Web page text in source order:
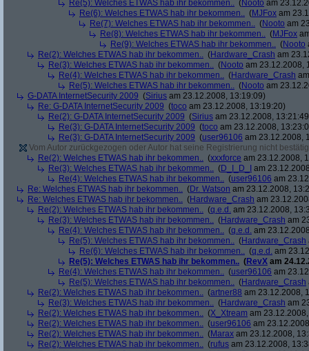
Re(5): Welches ETWAS hab ihr bekommen.. ( Nooto am
Re(6): Welches ETWAS hab ihr bekommen.. (MJFox am
Re(7): Welches ETWAS hab ihr bekommen.. (Nooto am
Re(8): Welches ETWAS hab ihr bekommen.. (MJFox
Re(9): Welches ETWAS hab ihr bekommen.. (Nooto
Re(2): Welches ETWAS hab ihr bekommen.. (Hardware_Crash am
Re(3): Welches ETWAS hab ihr bekommen.. (Nooto am 23.12.2008,
Re(4): Welches ETWAS hab ihr bekommen.. (Hardware_Crash
Re(5): Welches ETWAS hab ihr bekommen.. (Nooto am
G-DATA InternetSecurity 2009 (Sirius am 23.12.2008, 13:19:09)
Re: G-DATA InternetSecurity 2009 (toco am 23.12.2008, 13:19:20)
Re(2): G-DATA InternetSecurity 2009 (Sirius am 23.12.2008,
Re(3): G-DATA InternetSecurity 2009 (toco am 23.12.2008,
Re(3): G-DATA InternetSecurity 2009 (user96106 am 23.12.2008,
Vom Autor zurückgezogen oder Autor hat seine Registrierung nicht
Re(2): Welches ETWAS hab ihr bekommen.. (xxxforce am 23.12.2008,
Re(3): Welches ETWAS hab ihr bekommen.. (D_I_D_I
am
Re(4): Welches ETWAS hab ihr bekommen.. (user96106 am
Re: Welches ETWAS hab ihr bekommen.. (Dr. Watson am 23.12.2008,
Re: Welches ETWAS hab ihr bekommen.. (Hardware_Crash am
Re(2): Welches ETWAS hab ihr bekommen.. (q.e.d. am 23.12.2008,
Re(3): Welches ETWAS hab ihr bekommen.. (Hardware_Crash am
Re(4): Welches ETWAS hab ihr bekommen.. (q.e.d. am
Re(5): Welches ETWAS hab ihr bekommen.. (Hardware_Crash
Re(6): Welches ETWAS hab ihr bekommen.. (q.e.d. am
Re(5): Welches ETWAS hab ihr bekommen.. (RevX am
Re(4): Welches ETWAS hab ihr bekommen.. (user96106 am
Re(5): Welches ETWAS hab ihr bekommen.. (Hardware_Crash
Re(2): Welches ETWAS hab ihr bekommen.. (artner88 am 23.12.2008,
Re(3): Welches ETWAS hab ihr bekommen.. (Hardware_Crash am
Re(2): Welches ETWAS hab ihr bekommen.. (X_Xtream am
Re(2): Welches ETWAS hab ihr bekommen.. (user96106 am
Re(2): Welches ETWAS hab ihr bekommen.. (Marax am 23.12.2008,
Re(2): Welches ETWAS hab ihr bekommen.. (rufus am 23.12.2008,